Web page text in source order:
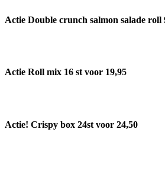
Actie Double crunch salmon salade roll
Actie Roll mix 16 st voor 19,95
Actie! Crispy box 24st voor 24,50